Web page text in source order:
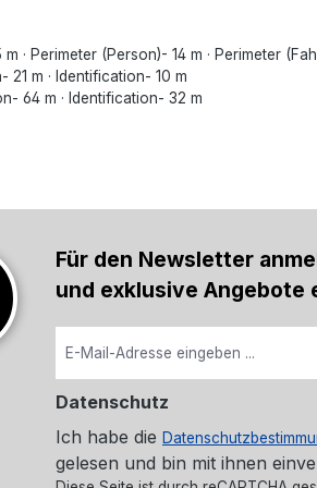
· Perimeter (Person)- 14 m · Perimeter
21 m · Identification- 10 m
64 m · Identification- 32 m
Für den Newsletter
und exklusive Angebote
Datenschutz
Ich habe die
gelesen und bin mit ihnen